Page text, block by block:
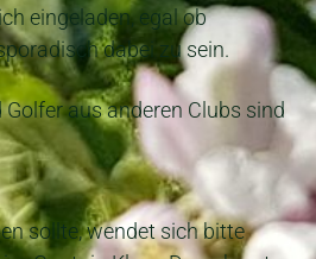
eingeladen, egal ob
dabei zu sein.
aus anderen Clubs sind
sollte, wendet sich bitte